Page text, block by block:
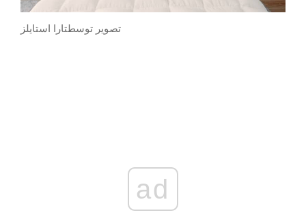
تصویر توسطتارا استایلز
ad